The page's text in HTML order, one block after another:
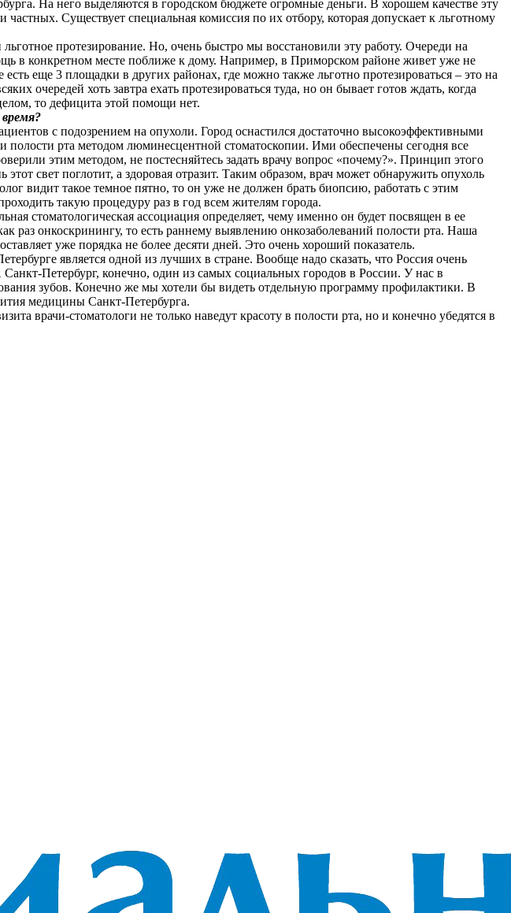
На него выделяются в городском бюджете огромные деньги. В хорошем качестве эту
Существует специальная комиссия по их отбору, которая допускает к льготному
протезирование. Но, очень быстро мы восстановили эту работу. Очереди на
в конкретном месте поближе к дому. Например, в Приморском районе живет уже не
еще 3 площадки в других районах, где можно также льготно протезироваться – это на
очередей хоть завтра ехать протезироваться туда, но он бывает готов ждать, когда
то дефицита этой помощи нет.
с подозрением на опухоли. Город оснастился достаточно высокоэффективными
полости рта методом люминесцентной стоматоскопии. Ими обеспечены сегодня все
этим методом, не постесняйтесь задать врачу вопрос «почему?». Принцип этого
свет поглотит, а здоровая отразит. Таким образом, врач может обнаружить опухоль
видит такое темное пятно, то он уже не должен брать биопсию, работать с этим
такую процедуру раз в год всем жителям города.
стоматологическая ассоциация определяет, чему именно он будет посвящен в ее
раз онкоскринингу, то есть раннему выявлению онкозаболеваний полости рта. Наша
уже порядка не более десяти дней. Это очень хороший показатель.
является одной из лучших в стране. Вообще надо сказать, что Россия очень
Петербург, конечно, один из самых социальных городов в России. У нас в
зубов. Конечно же мы хотели бы видеть отдельную программу профилактики. В
медицины Санкт-Петербурга.
врачи-стоматологи не только наведут красоту в полости рта, но и конечно убедятся в